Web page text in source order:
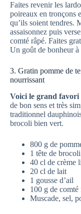
Faites revenir les
poireaux en tronçons
qu’ils soient tendres.
assaisonnez puis
comté râpé. Faites
Un goût de bonheur à
3. Gratin pomme de
nourrissant
Voici le grand favori
de bon sens et très
traditionnel
brocoli bien vert.
800 g de
1 tête de brocoli
40 cl de crème
20 cl de lait
1 gousse d’ail
100 g de comté
Muscade, sel,